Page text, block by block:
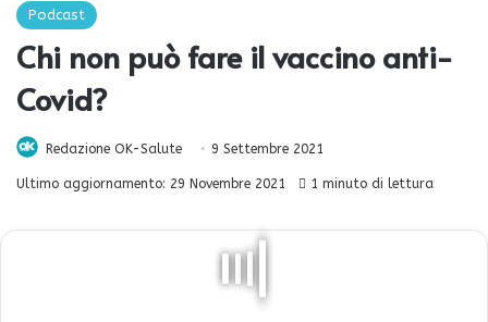
Podcast
Chi non può fare il vaccino anti-
Covid?
Redazione OK-Salute 9 Settembre 2021
Ultimo aggiornamento: 29 Novembre 2021 1 minuto di lettura